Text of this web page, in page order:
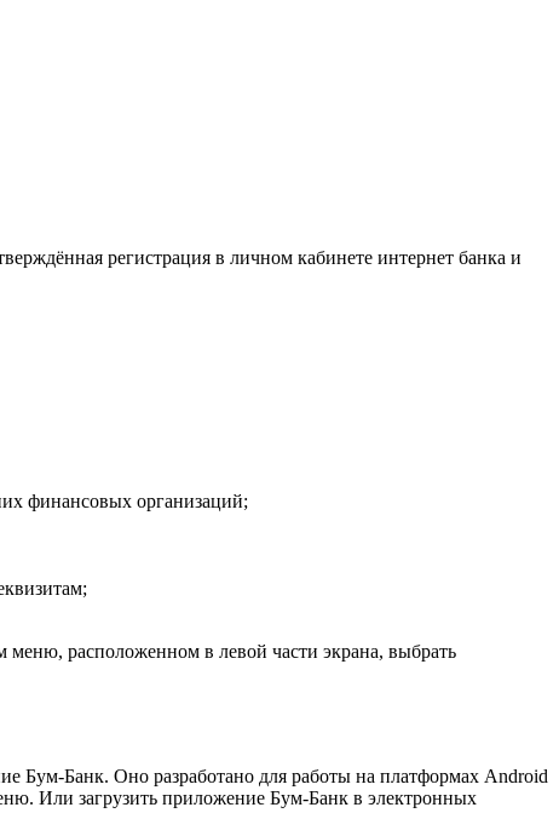
регистрация в личном кабинете интернет банка и
финансовых организаций;
меню, расположенном в левой части экрана, выбрать
Бум-Банк. Оно разработано для работы на платформах Android
Или загрузить приложение Бум-Банк в электронных